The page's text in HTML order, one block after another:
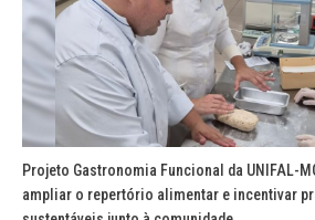
Projeto Gastronomia Funcional da UNIFAL-
ampliar o repertório alimentar e incentivar